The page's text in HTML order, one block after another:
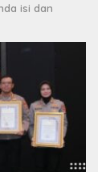
isi dan